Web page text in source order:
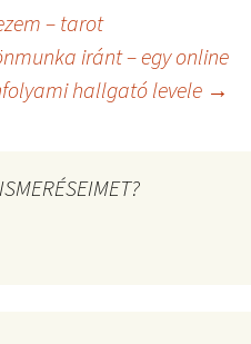
s
t
– tarot
iránt – egy online
hallgató levele →